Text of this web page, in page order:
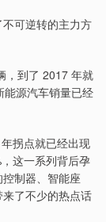
可逆转的主力方
，到了 2017 年就
源汽车销量已经
拐点就已经出现
这一系列背后孕
制器、智能座
了不少的热点话